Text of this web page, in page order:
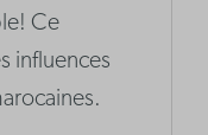
Ce
influences